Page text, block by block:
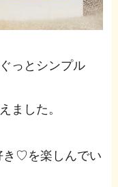
っとシンプル
ました。
き♡を楽しんでい